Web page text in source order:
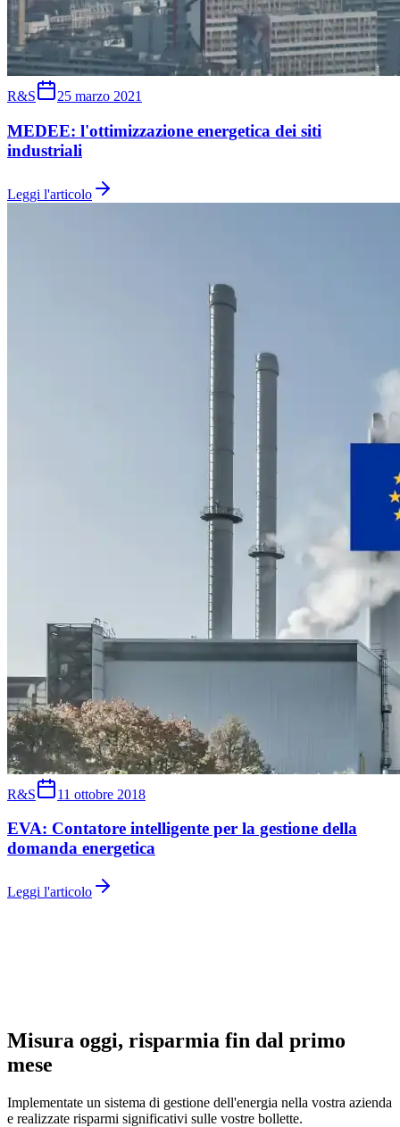
R&S 25 marzo 2021
MEDEE: l'ottimizzazione energetica dei siti
industriali
Leggi l'articolo
R&S 11 ottobre 2018
EVA: Contatore intelligente per la gestione della
domanda energetica
Leggi l'articolo
Misura oggi, risparmia fin dal primo
mese
Implementate un sistema di gestione dell'energia nella vostra azienda
e realizzate risparmi significativi sulle vostre bollette.